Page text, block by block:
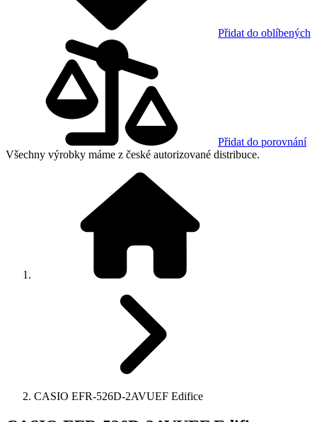
Přidat do oblíbených
Přidat do porovnání
Všechny výrobky máme z české autorizované distribuce.
CASIO EFR-526D-2AVUEF Edifice